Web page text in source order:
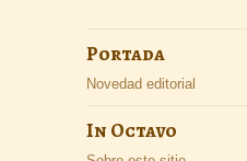
Portada
Novedad editorial
In Octavo